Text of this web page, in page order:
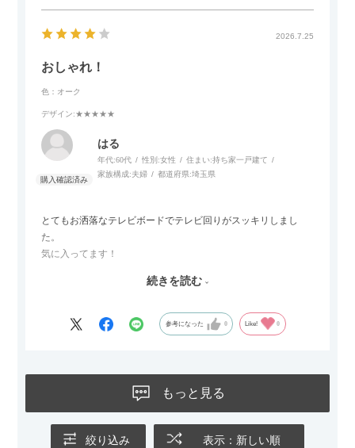
わが家のホテルライク×ジャパンディのインテリアにも自然にな
また、カウチのように足を伸ばしてくつろげるスタイルが理想
だったので、それが叶って大満足です。オットマンは自由に動
かせるため、普段はカウチとして使い、来客時には離してスツ
ールとして使えるなど、使い勝手の良さも魅力だと感じていま
2026.7.25
おしゃれ！
色：オーク
デザイン:★★★★★
はる
年代:60代 性別:女性 住まい:持ち家一戸建て
家族構成:夫婦 都道府県:埼玉県
とてもお洒落なテレビボードでテレビ回りがスッキリしまし
た。
気に入ってます！
Blu-rayレコーダーをボードの扉にしまったところリモコンが閉
なので星4つにします
続きを読む
参考になった 0 Like! 0
もっと見る
絞り込み 表示：新しい順